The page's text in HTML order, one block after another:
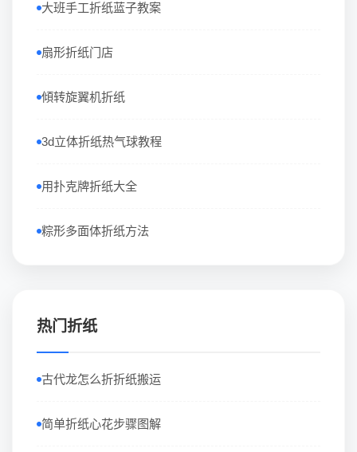
大班手工折纸蓝子教案
扇形折纸门店
傾转旋翼机折纸
3d立体折纸热气球教程
用扑克牌折纸大全
粽形多面体折纸方法
热门折纸
古代龙怎么折折纸搬运
简单折纸心花步骤图解